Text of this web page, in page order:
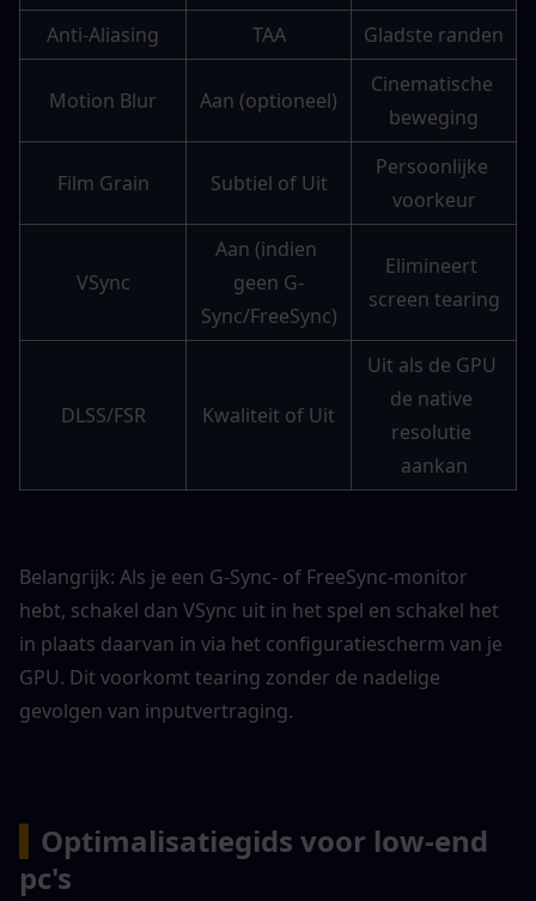
Anti-Aliasing
TAA Gladste randen
Motion Blur Aan (optioneel)
Cinematische
beweging
Film Grain Subtiel of Uit
Persoonlijke
voorkeur
VSync
Aan (indien
geen G-
Sync/FreeSync)
Elimineert
screen tearing
DLSS/FSR Kwaliteit of Uit
Uit als de GPU
de native
resolutie
aankan
Belangrijk: Als je een G-Sync- of FreeSync-monitor
hebt, schakel dan VSync uit in het spel en schakel het
in plaats daarvan in via het configuratiescherm van je
GPU. Dit voorkomt tearing zonder de nadelige
gevolgen van inputvertraging.
Optimalisatiegids voor low-end
pc's